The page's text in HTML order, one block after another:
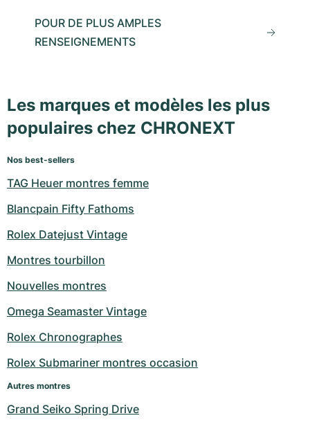
POUR DE PLUS AMPLES
RENSEIGNEMENTS
Les marques et modèles les plus
populaires chez CHRONEXT
Nos best-sellers
TAG Heuer montres femme
Blancpain Fifty Fathoms
Rolex Datejust Vintage
Montres tourbillon
Nouvelles montres
Omega Seamaster Vintage
Rolex Chronographes
Rolex Submariner montres occasion
Autres montres
Grand Seiko Spring Drive